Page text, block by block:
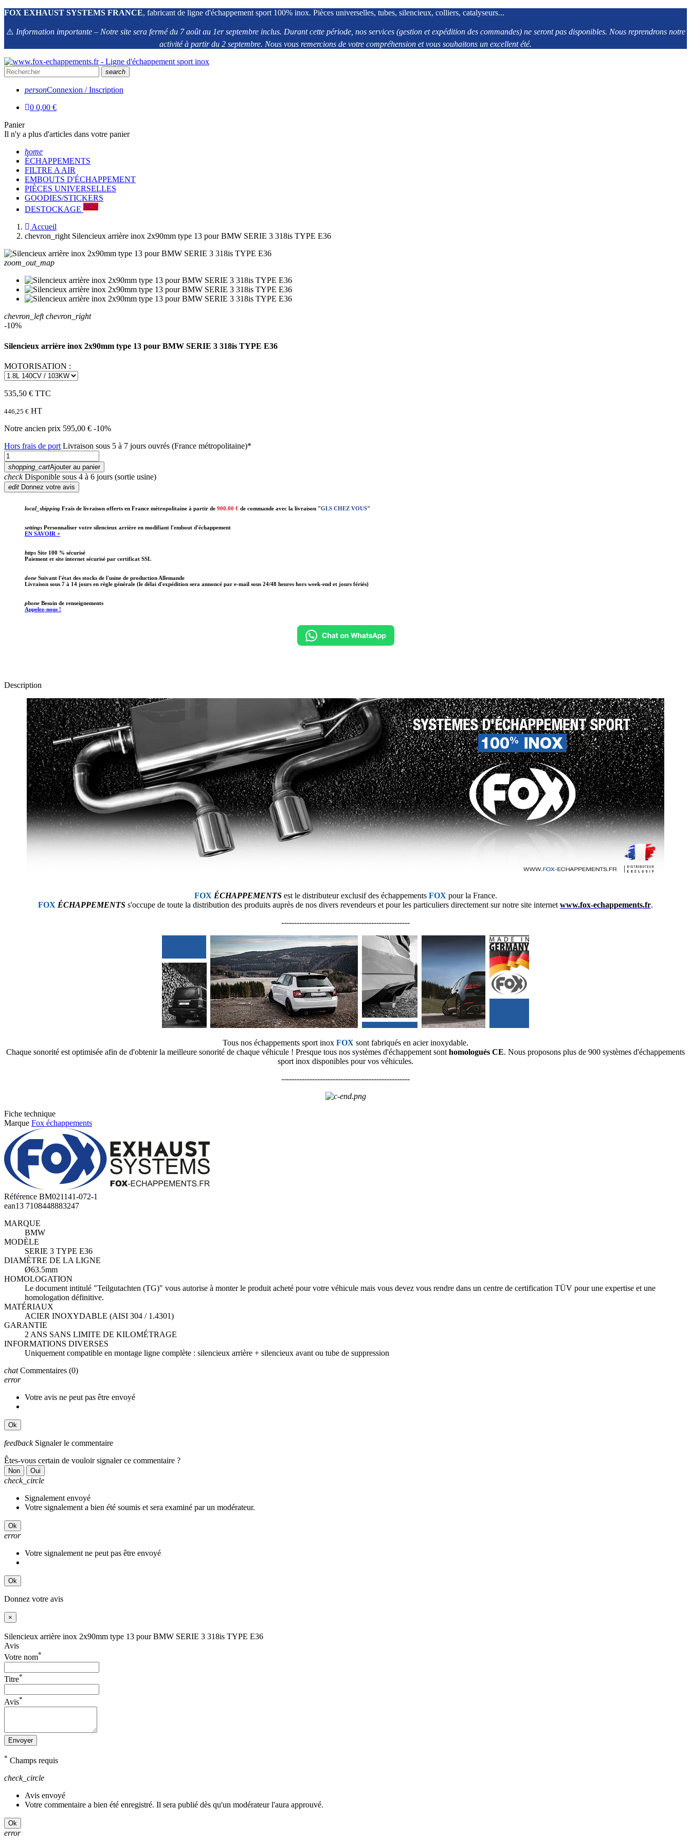
FOX EXHAUST SYSTEMS FRANCE, fabricant de ligne d'échappement sport 100% inox. Pièces universelles, tubes, silencieux, colliers, catalyseurs...
⚠️ Information importante – Notre site sera fermé du 7 août au 1er septembre inclus. Durant cette période, nos services (gestion et expédition des commandes) ne seront pas disponibles. Nous reprendrons notre
activité à partir du 2 septembre. Nous vous remercions de votre compréhension et vous souhaitons un excellent été.
search
personConnexion / Inscription
0 0,00 €
Panier
Il n'y a plus d'articles dans votre panier
home
ÉCHAPPEMENTS
FILTRE A AIR
EMBOUTS D'ÉCHAPPEMENT
PIÈCES UNIVERSELLES
GOODIES/STICKERS
DESTOCKAGE NEW
Accueil
chevron_right Silencieux arrière inox 2x90mm type 13 pour BMW SERIE 3 318is TYPE E36
zoom_out_map
chevron_left chevron_right
-10%
Silencieux arrière inox 2x90mm type 13 pour BMW SERIE 3 318is TYPE E36
MOTORISATION :
535,50 € TTC
446,25 € HT
Notre ancien prix 595,00 € -10%
Hors frais de port Livraison sous 5 à 7 jours ouvrés (France métropolitaine)*
shopping_cartAjouter au panier
checkDisponible sous 4 à 6 jours (sortie usine)
edit Donnez votre avis
local_shipping Frais de livraison offerts en France métropolitaine à partir de 900.00 € de commande avec la livraison "GLS CHEZ VOUS"
settings Personnaliser votre silencieux arrière en modifiant l'embout d'échappement
EN SAVOIR +
https Site 100 % sécurisé
Paiement et site internet sécurisé par certificat SSL
done Suivant l'état des stocks de l'usine de production Allemande
Livraison sous 7 à 14 jours en règle générale (le délai d'expédition sera annoncé par e-mail sous 24/48 heures hors week-end et jours fériés)
phone Besoin de renseignements
Appelez-nous !
Description
FOX ÉCHAPPEMENTSest le distributeur exclusif des échappements FOX pour la France.
FOX ÉCHAPPEMENTS s'occupe de toute la distribution des produits auprès de nos divers revendeurs et pour les particuliers directement sur notre site internet www.fox-echappements.fr.
--------------------------------------------------
Tous nos échappements sport inox FOX sont fabriqués en acier inoxydable.
Chaque sonorité est optimisée afin de d'obtenir la meilleure sonorité de chaque véhicule ! Presque tous nos systèmes d'échappement sont homologués CE. Nous proposons plus de 900 systèmes d'échappements
sport inox disponibles pour vos véhicules.
--------------------------------------------------
Fiche technique
Marque Fox échappements
Référence BM021141-072-1
ean13 7108448883247
MARQUE
BMW
MODÈLE
SERIE 3 TYPE E36
DIAMÈTRE DE LA LIGNE
Ø63.5mm
HOMOLOGATION
Le document intitulé "Teilgutachten (TG)" vous autorise à monter le produit acheté pour votre véhicule mais vous devez vous rendre dans un centre de certification TÜV pour une expertise et une
homologation définitive.
MATÉRIAUX
ACIER INOXYDABLE (AISI 304 / 1.4301)
GARANTIE
2 ANS SANS LIMITE DE KILOMÉTRAGE
INFORMATIONS DIVERSES
Uniquement compatible en montage ligne complète : silencieux arrière + silencieux avant ou tube de suppression
chat Commentaires (0)
error
Votre avis ne peut pas être envoyé
Ok
feedback Signaler le commentaire
Êtes-vous certain de vouloir signaler ce commentaire ?
Non Oui
check_circle
Signalement envoyé
Votre signalement a bien été soumis et sera examiné par un modérateur.
Ok
error
Votre signalement ne peut pas être envoyé
Ok
Donnez votre avis
×
Silencieux arrière inox 2x90mm type 13 pour BMW SERIE 3 318is TYPE E36
Avis
Votre nom*
Titre*
Avis*
Envoyer
* Champs requis
check_circle
Avis envoyé
Votre commentaire a bien été enregistré. Il sera publié dès qu'un modérateur l'aura approuvé.
Ok
error